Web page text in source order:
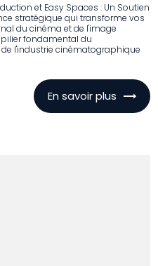
et Easy Spaces : Un Soutien
stratégique qui transforme vos
du cinéma et de l'image
pilier fondamental du
l'industrie cinématographique
En savoir plus